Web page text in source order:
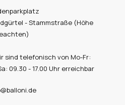
- Stammstraße (Höhe
sind telefonisch von Mo-Fr:
09.30 - 17.00 Uhr erreichbar